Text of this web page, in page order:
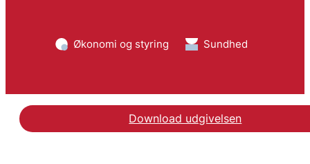
Økonomi og styring Sundhed
Download udgivelsen